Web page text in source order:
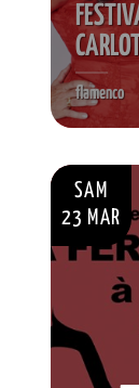
flamenco
SAM
23 MAR